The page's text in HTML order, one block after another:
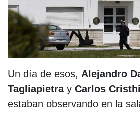
Un día de esos, Alejandro
Tagliapietray Carlos
estaban observando en la